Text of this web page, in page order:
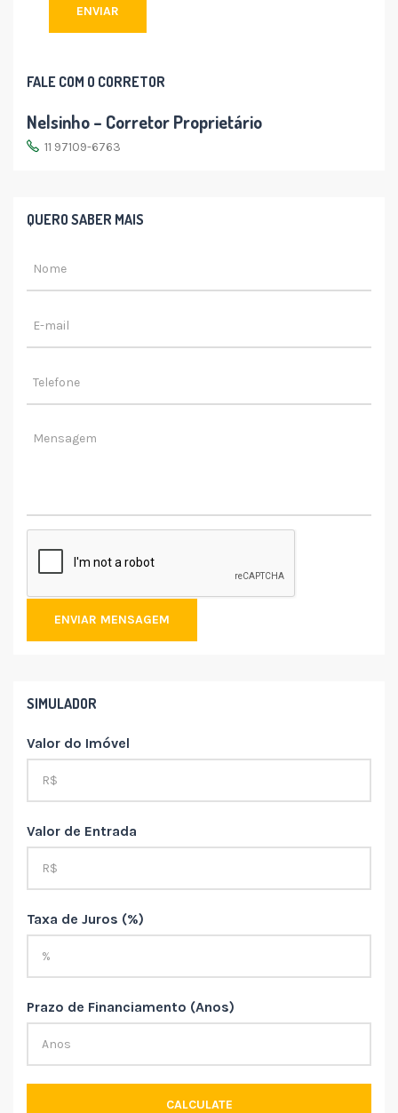
FALE COM O CORRETOR
Nelsinho – Corretor Proprietário
11 97109-6763
QUERO SABER MAIS
ENVIAR MENSAGEM
SIMULADOR
Valor do Imóvel
Valor de Entrada
Taxa de Juros (%)
Prazo de Financiamento (Anos)
CALCULATE